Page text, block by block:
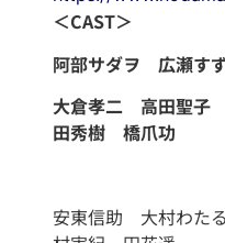
＜CAST＞
阿部サダヲ 広瀬す
大倉孝二 高田聖
田秀樹 橋爪功
安東信助 大村わ